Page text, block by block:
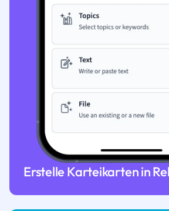
Erstelle Karteikarten in